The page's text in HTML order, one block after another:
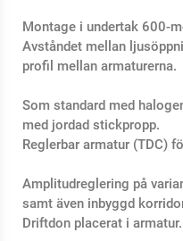
Montage i undertak 600-
Avståndet mellan
profil mellan armaturerna.
Som standard med
med jordad stickpropp.
Reglerbar armatur (TDC)
Amplitudreglering på
samt även inbyggd
Driftdon placerat i armatur.